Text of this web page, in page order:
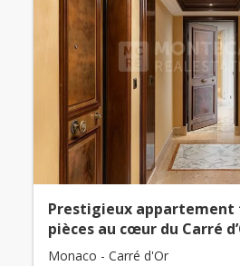
Prestigieux appartement
pièces au cœur du Carré
Monaco - Carré d'Or